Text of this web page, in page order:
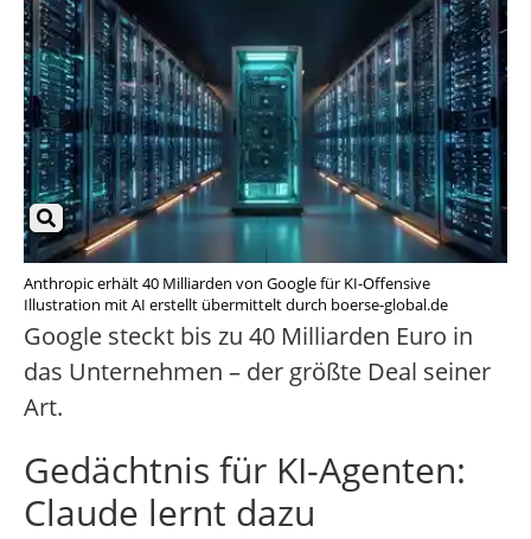
Anthropic erhält 40 Milliarden von Google für KI-Offensive
Illustration mit AI erstellt übermittelt durch boerse-global.de
Google steckt bis zu 40 Milliarden Euro in
das Unternehmen – der größte Deal seiner
Art.
Gedächtnis für KI-Agenten:
Claude lernt dazu